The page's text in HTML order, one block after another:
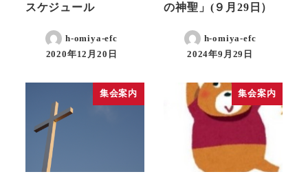
スケジュール
h-omiya-efc
2020年12月20日
の神聖」(９月29日）
h-omiya-efc
2024年9月29日
集会案内 集会案内